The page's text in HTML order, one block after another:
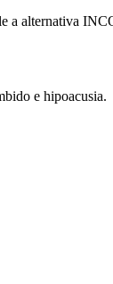
a alternativa
e hipoacusia.